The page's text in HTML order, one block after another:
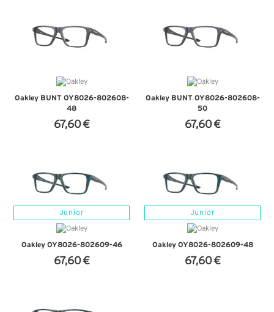
Oakley BUNT OY8026-802608-
48
67,60 €
Oakley BUNT OY8026-802608-
50
67,60 €
Junior
Oakley OY8026-802609-46
67,60 €
Junior
Oakley OY8026-802609-48
67,60 €